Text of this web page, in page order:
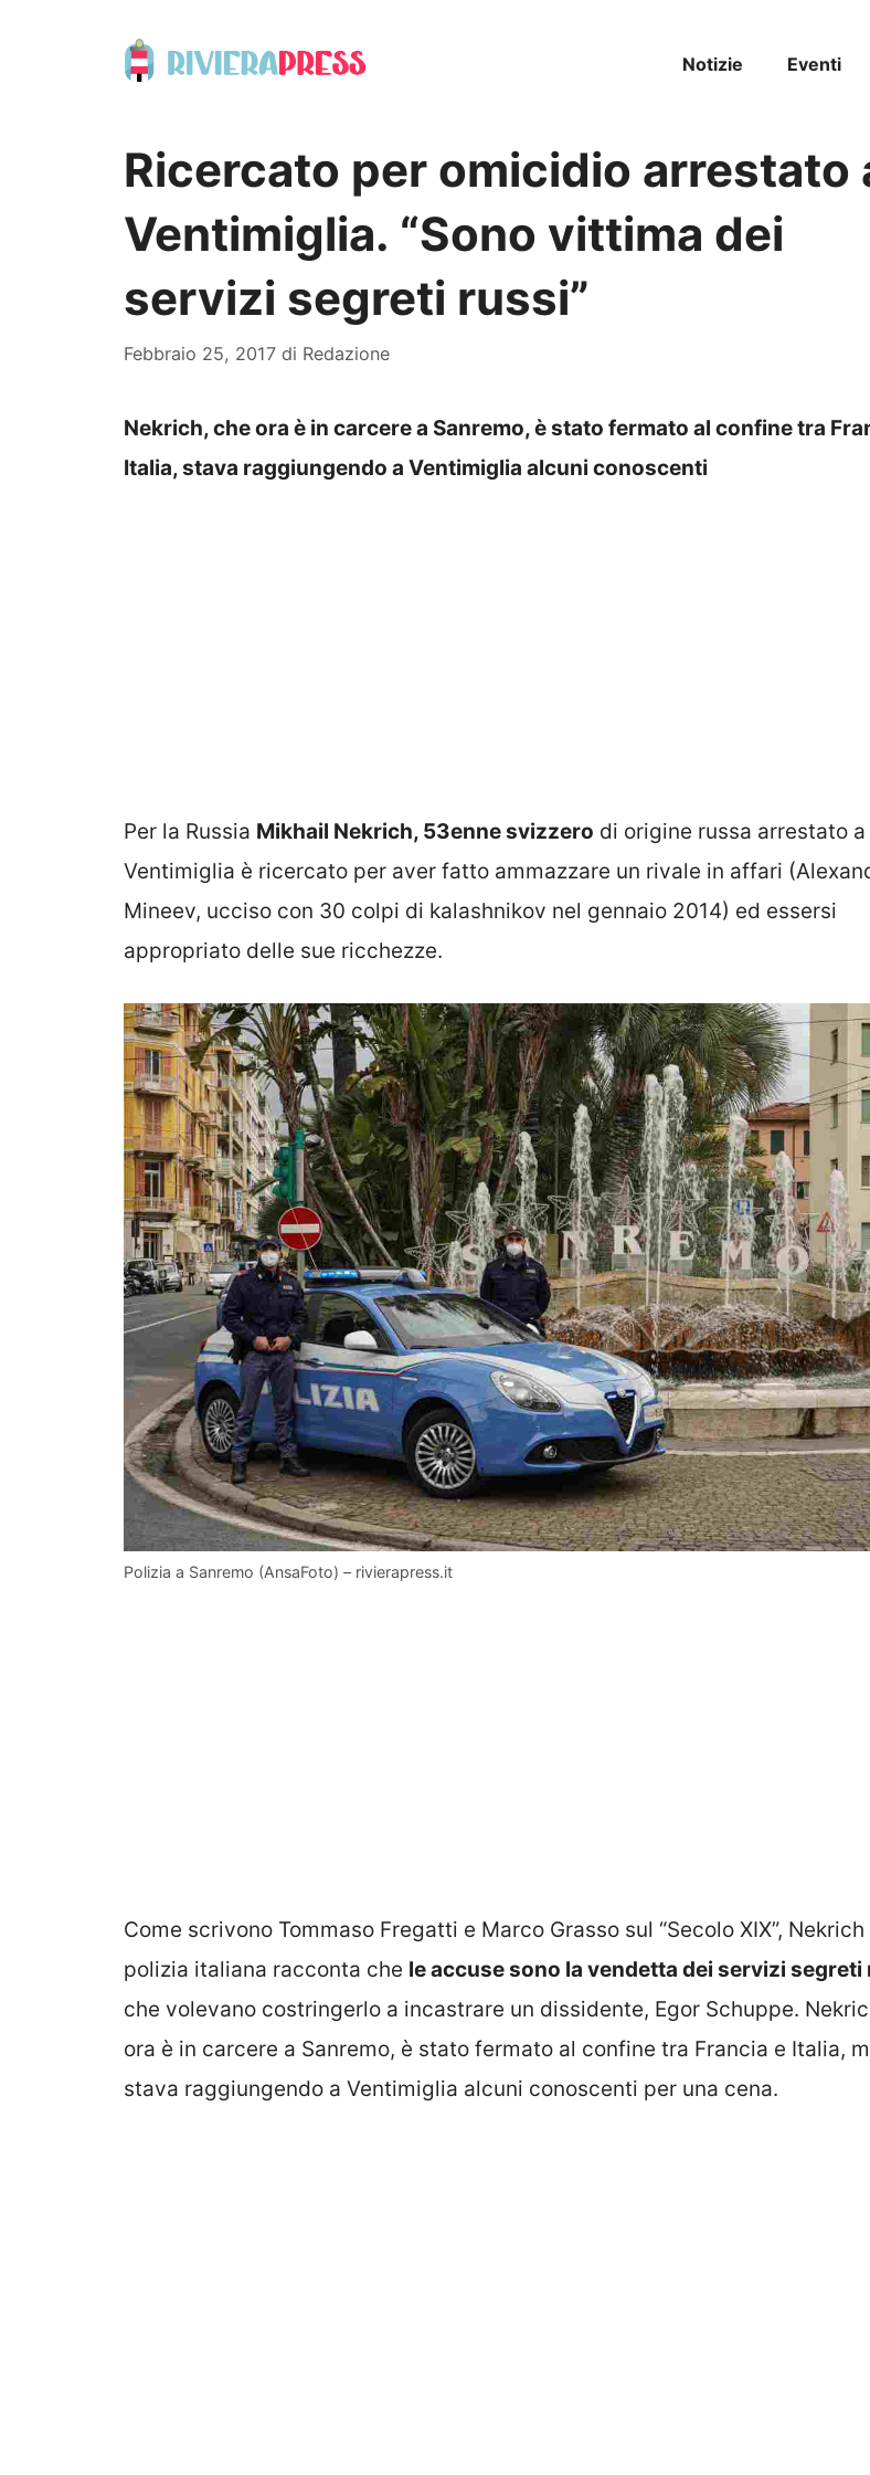
Notizie Eventi
Ricercato per omicidio arrestato
Ventimiglia. “Sono vittima dei
servizi segreti russi”
Febbraio 25, 2017 di Redazione
Nekrich, che ora è in carcere a Sanremo, è stato fermato al confine tra
Italia, stava raggiungendo a Ventimiglia alcuni conoscenti
Per la Russia Mikhail Nekrich, 53enne svizzero di origine russa arrestato a
Ventimiglia è ricercato per aver fatto ammazzare un rivale in affari
Mineev, ucciso con 30 colpi di kalashnikov nel gennaio 2014) ed essersi
appropriato delle sue ricchezze.
Polizia a Sanremo (AnsaFoto) – rivierapress.it
Come scrivono Tommaso Fregatti e Marco Grasso sul “Secolo XIX”, Nekrich
polizia italiana racconta che le accuse sono la vendetta dei servizi segreti
che volevano costringerlo a incastrare un dissidente, Egor Schuppe.
ora è in carcere a Sanremo, è stato fermato al confine tra Francia e Italia,
stava raggiungendo a Ventimiglia alcuni conoscenti per una cena.